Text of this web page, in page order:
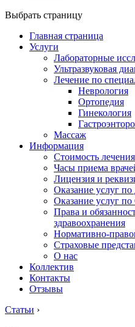
Выбрать страницу
Главная страница
Услуги
Лабораторные
Ультразвуковая
Лечение по
Неврология
Ортопедия
Гинекология
Массаж
Информация
Стоимость лечения
Часы приема
Лицензия и
Оказание услуг
Оказание услуг
Права и
здравоохранения
Нормативно-
Страховые
О нас
Коллектив
Контакты
Отзывы
Статьи ›